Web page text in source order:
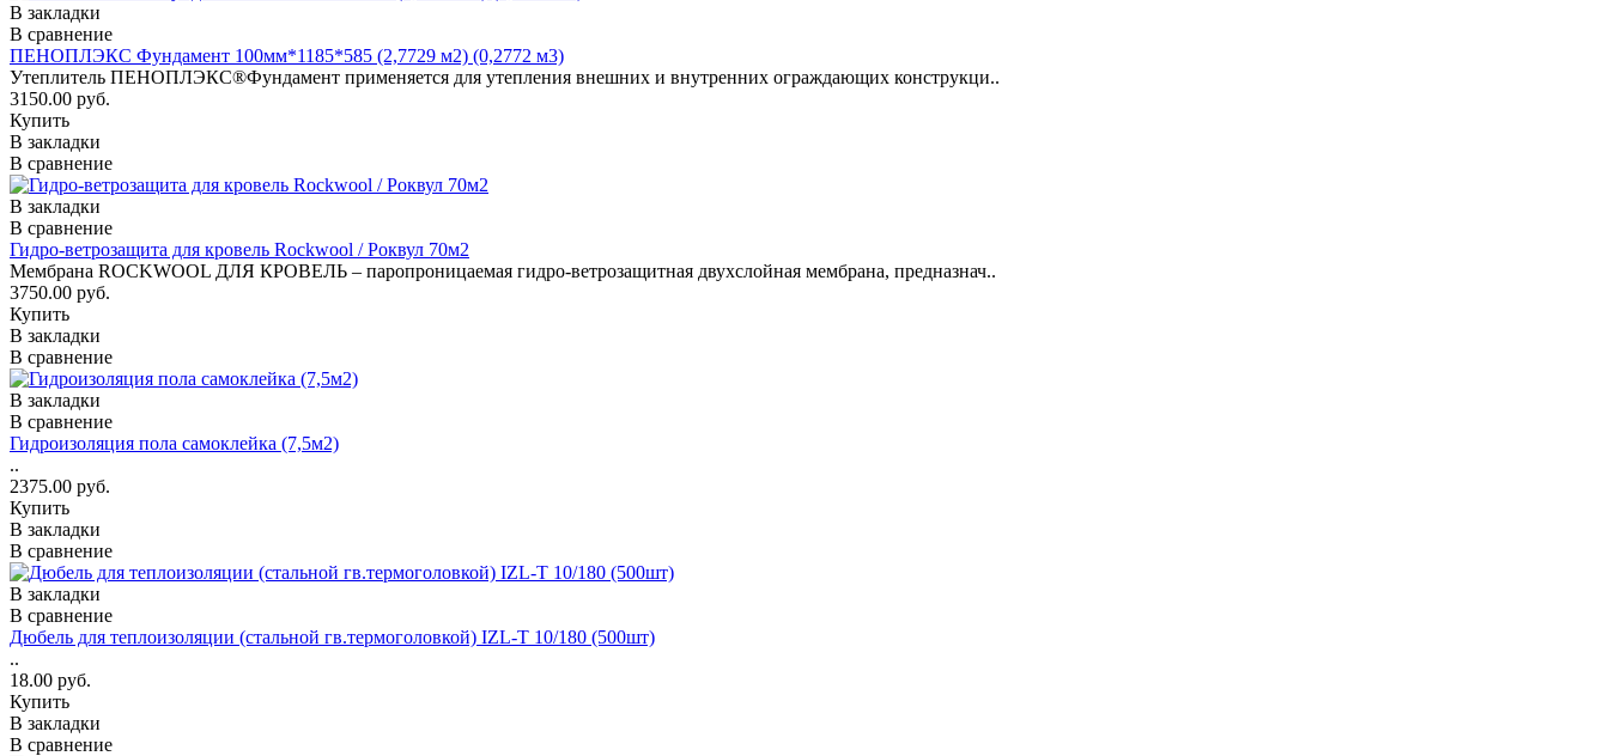
В закладки
В сравнение
ПЕНОПЛЭКС Фундамент 100мм*1185*585 (2,7729 м2) (0,2772 м3)
Утеплитель ПЕНОПЛЭКС®Фундамент применяется для утепления внешних и внутренних ограждающих конструкци..
3150.00 руб.
Купить
В закладки
В сравнение
В закладки
В сравнение
Гидро-ветрозащита для кровель Rockwool / Роквул 70м2
Мембрана ROCKWOOL ДЛЯ КРОВЕЛЬ – паропроницаемая гидро-ветрозащитная двухслойная мембрана, предназнач..
3750.00 руб.
Купить
В закладки
В сравнение
В закладки
В сравнение
Гидроизоляция пола самоклейка (7,5м2)
..
2375.00 руб.
Купить
В закладки
В сравнение
В закладки
В сравнение
Дюбель для теплоизоляции (стальной гв.термоголовкой) IZL-T 10/180 (500шт)
..
18.00 руб.
Купить
В закладки
В сравнение